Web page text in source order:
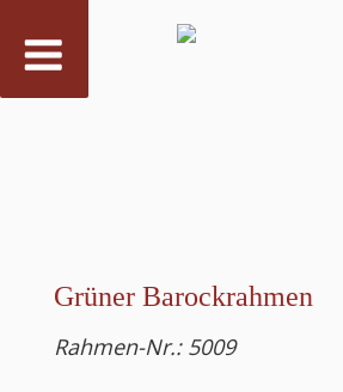
Grüner Barockrahmen
Rahmen-Nr.: 5009